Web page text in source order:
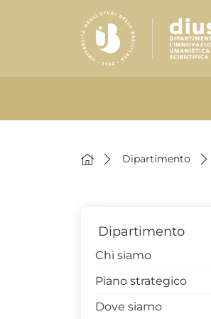
Dipartimento
Dipartimento
Chi siamo
Piano strategico
Dove siamo